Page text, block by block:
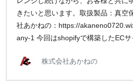
きたいと思います。 ​​取扱製品：​​真空
社あかねの：https://
any-1 今回はshopifyで構築したECサ
株式会社あかねの